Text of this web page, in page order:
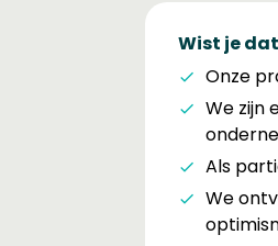
Wist je
Onze
We zijn
Als
We